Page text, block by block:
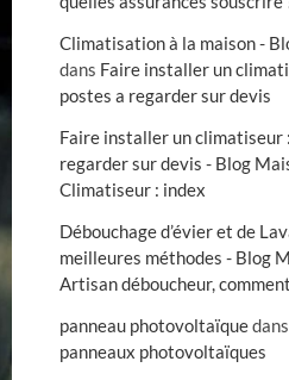
Climatisation à la maison -
dans Faire installer un
postes a regarder sur devis
Faire installer un climatiseur
regarder sur devis - Blog
Climatiseur : index
Débouchage d’évier et de
meilleures méthodes - Blog
Artisan déboucheur,
panneau photovoltaïquedans
panneaux photovoltaïques